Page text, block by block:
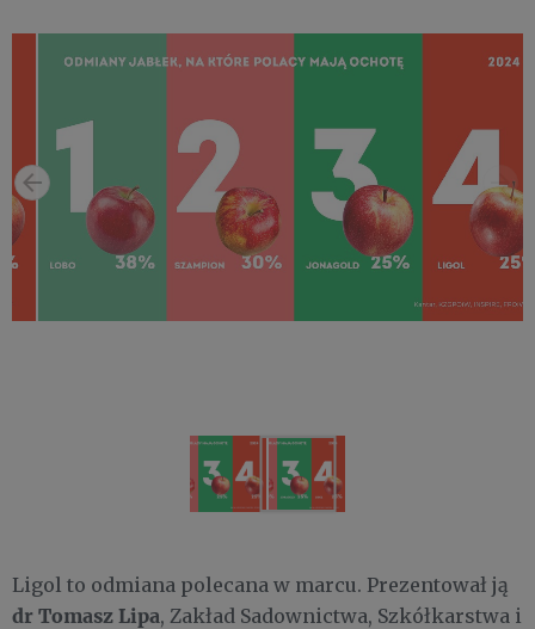
Ligol to odmiana polecana w marcu. Prezentował ją
dr Tomasz Lipa, Zakład Sadownictwa, Szkółkarstwa i